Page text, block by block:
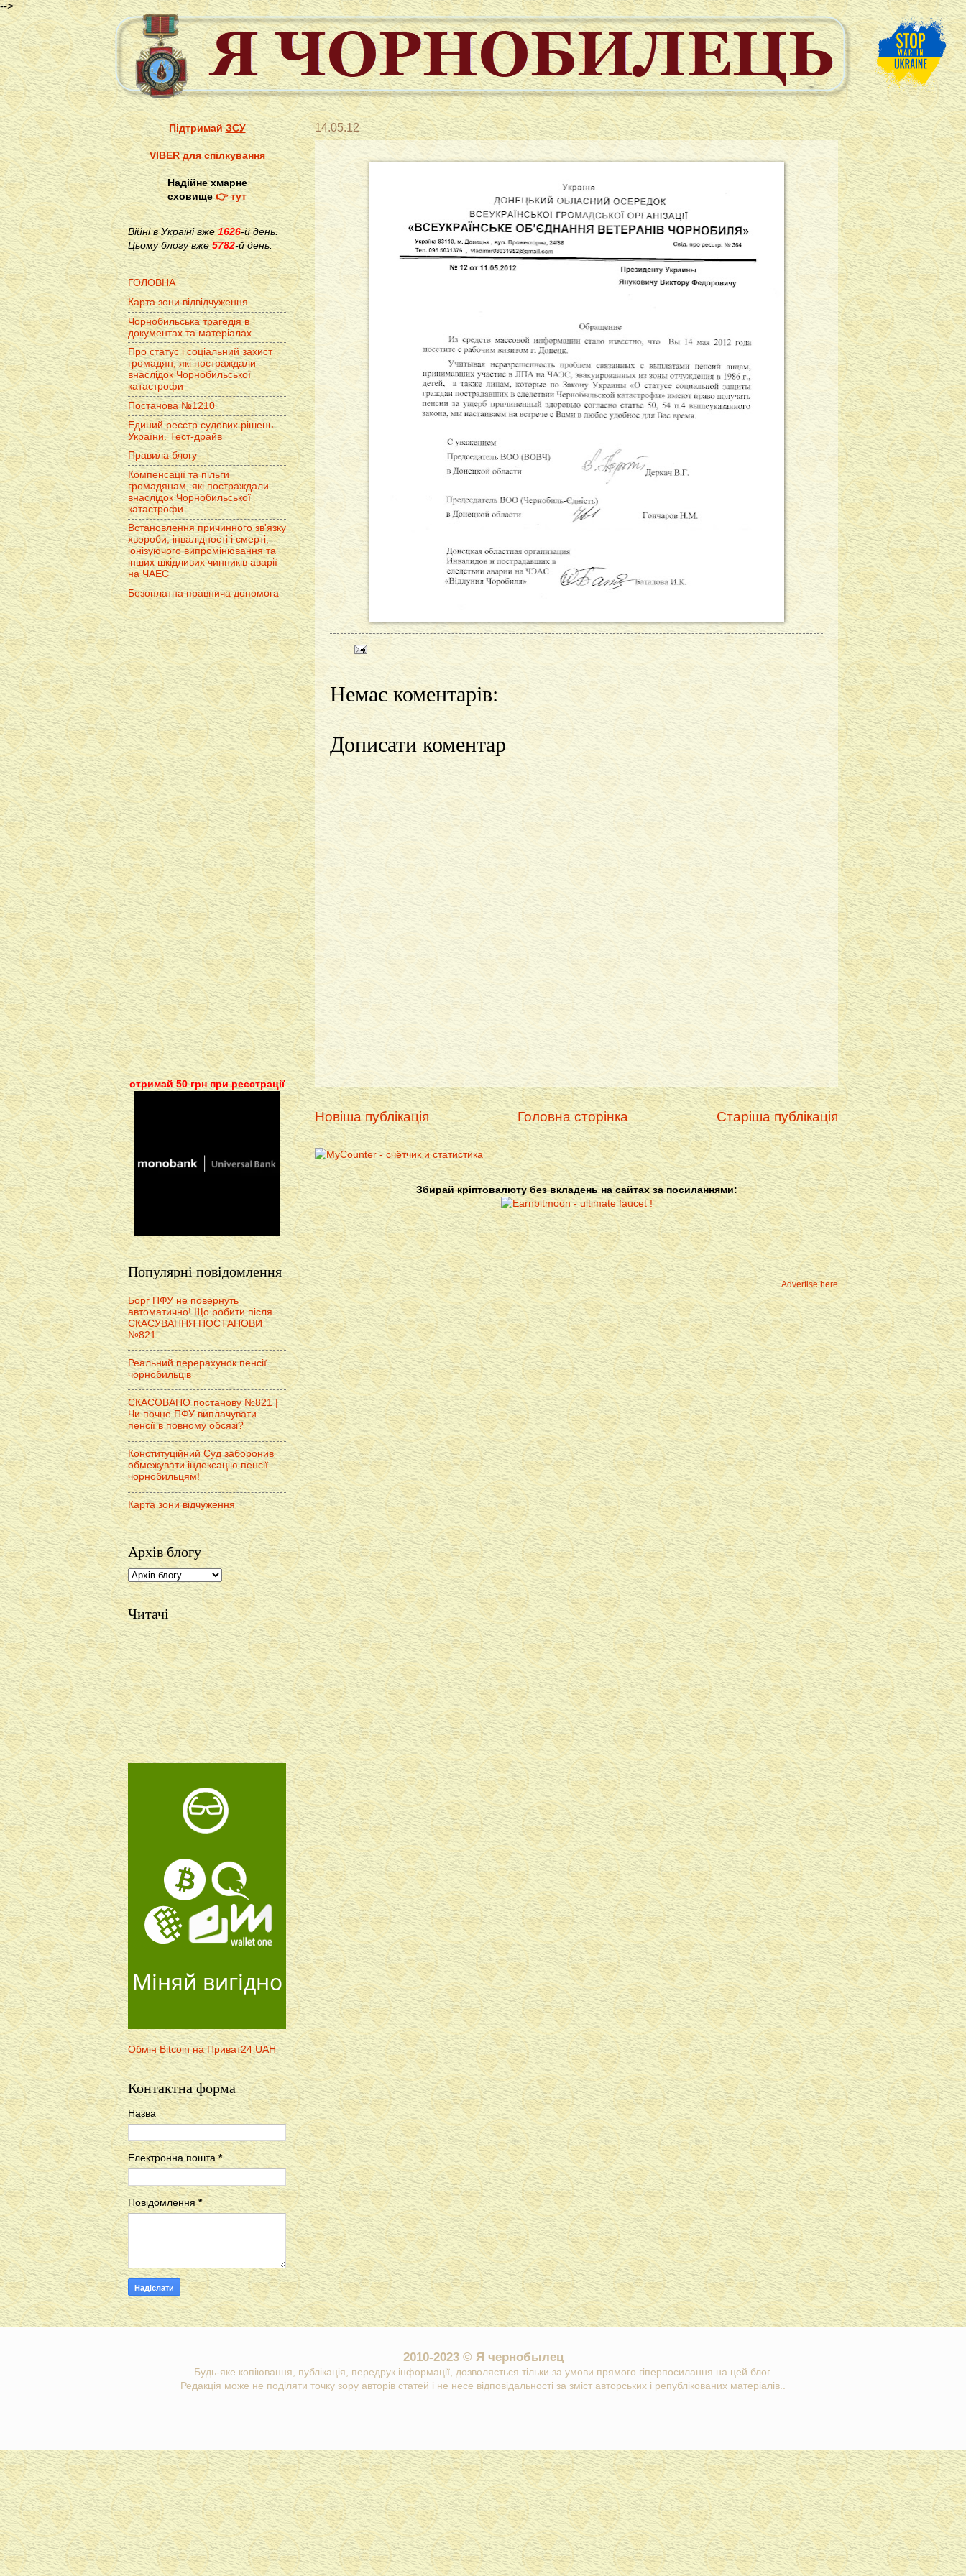
-->
14.05.12
Немає коментарів:
Дописати коментар
Новіша публікація Старіша публікація
Головна сторінка
Збирай кріптовалюту без вкладень на сайтах за посиланнями:
Advertise here
ПідтримайЗСУ
VIBERдля спілкування
Надійне хмарне
сховище👉 тут
Війні в Україні вже1626-й день.
Цьому блогу вже 5782-й день.
ГОЛОВНА
Карта зони відвідчуження
Чорнобильська трагедія в
документах та матеріалах
Про статус і соціальний захист
громадян, які постраждали
внаслідок Чорнобильської
катастрофи
Постанова №1210
Единий реєстр судових рішень
України. Тест-драйв
Правила блогу
Компенсації та пільги
громадянам, які постраждали
внаслідок Чорнобильської
катастрофи
Встановлення причинного зв'язку
хвороби, інвалідності і смерті,
іонізуючого випромінювання та
інших шкідливих чинників аварії
на ЧАЕС
Безоплатна правнича допомога
отримай 50 грн при реєстрації
Популярні повідомлення
Борг ПФУ не повернуть
автоматично! Що робити після
СКАСУВАННЯ ПОСТАНОВИ
№821
Реальний перерахунок пенсії
чорнобильців
СКАСОВАНО постанову №821 |
Чи почне ПФУ виплачувати
пенсії в повному обсязі?
Конституційний Суд заборонив
обмежувати індексацію пенсії
чорнобильцям!
Карта зони відчуження
Архів блогу
Читачі
Міняй вигідно
Обмін Bitcoin на Приват24 UAH
Контактна форма
Назва
Електронна пошта*
Повідомлення *
2010-2023 © Я чернобылец
Будь-яке копіювання, публікація, передрук інформації, дозволяється тільки за умови прямого гіперпосилання на цей блог.
Редакція може не поділяти точку зору авторів статей і не несе відповідальності за зміст авторських і републікованих матеріалів..